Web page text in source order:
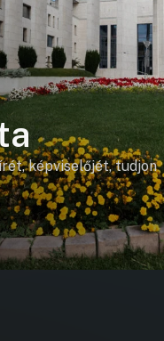
képviselőjét, tudjon